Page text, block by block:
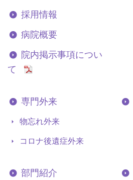
採用情報
病院概要
院内掲示事項につい
て
専門外来
物忘れ外来
コロナ後遺症外来
部門紹介